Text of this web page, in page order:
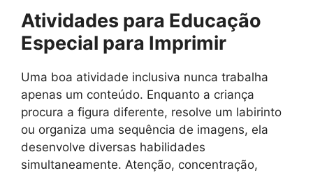
Atividades para Educação
Especial para Imprimir
Uma boa atividade inclusiva nunca trabalha
apenas um conteúdo. Enquanto a criança
procura a figura diferente, resolve um labirinto
ou organiza uma sequência de imagens, ela
desenvolve diversas habilidades
simultaneamente. Atenção, concentração,